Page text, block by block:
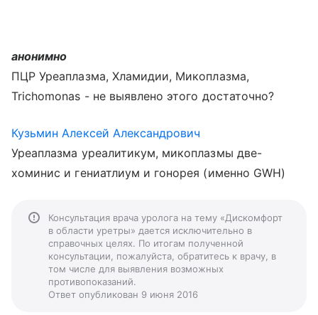
анонимно
ПЦР Уреаплазма, Хламидии, Микоплазма,
Trichomonas - не выявлено этого достаточно?
Кузьмин Алексей Александрович
Уреаплазма уреалитикум, микоплазмы две-
хоминис и гениатлиум и гонорея (именно GWH)
Консультация врача уролога на тему «Дискомфорт
в области уретры» дается исключительно в
справочных целях. По итогам полученной
консультации, пожалуйста, обратитесь к врачу, в
том числе для выявления возможных
противопоказаний.
Ответ опубликован 9 июня 2016